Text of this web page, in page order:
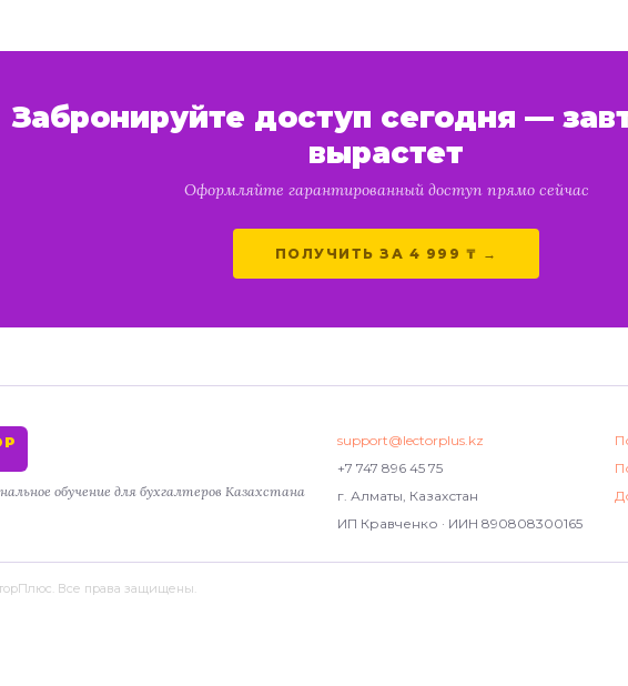
Забронируйте доступ сегодня —
вырастет
Оформляйте гарантированный доступ прямо сейчас
ПОЛУЧИТЬ ЗА 4 999 ₸ →
обучение для бухгалтеров Казахстана
support@lectorplus.kz
+7 747 896 45 75
г. Алматы, Казахстан
ИП Кравченко · ИИН 890808300165
Все права защищены.